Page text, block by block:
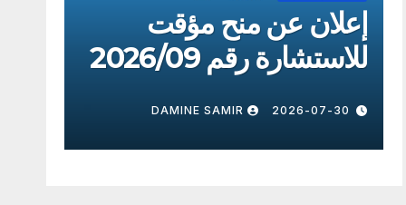
إعلان عن منح مؤقت
للاستشارة رقم 2026/8
2026-07-30
DAMINE SAMIR